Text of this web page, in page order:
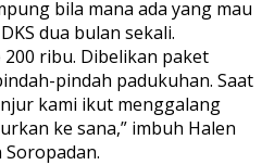
bila mana ada yang mau
dua bulan sekali.
200 ribu. Dibelikan paket
pindah padukuhan. Saat
kami ikut menggalang
ke sana,” imbuh Halen